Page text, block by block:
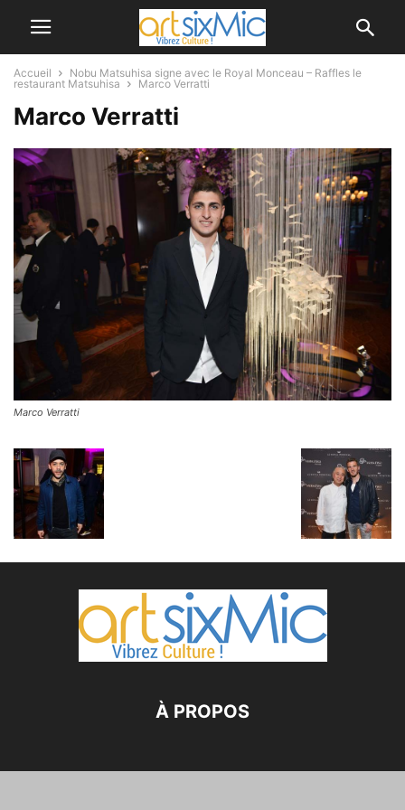
Accueil
Nobu Matsuhisa signe avec le Royal Monceau – Raffles le
restaurant Matsuhisa
Marco Verratti
Marco Verratti
Marco Verratti
À PROPOS